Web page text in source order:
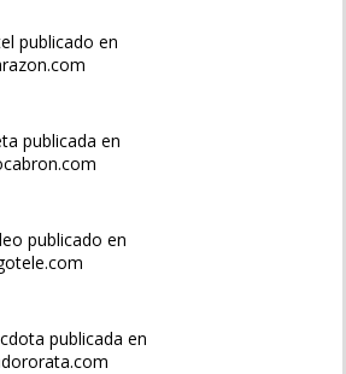
publicado en
publicada en
publicado en
publicada en